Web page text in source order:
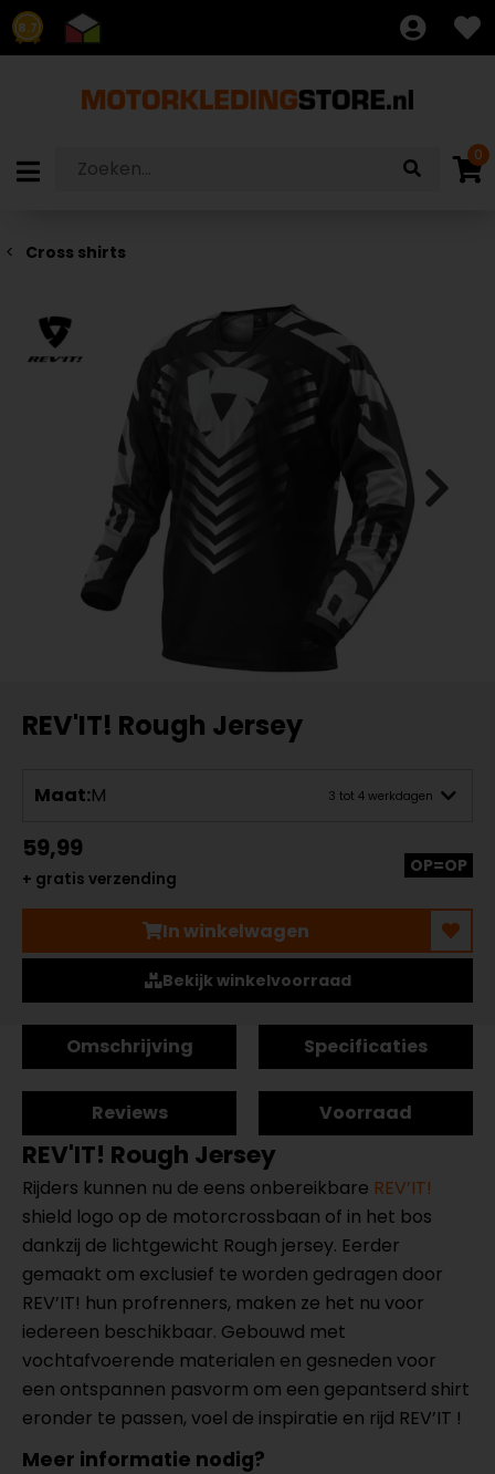
8.7
0
Cross shirts
REV'IT! Rough Jersey
Maat:M 3 tot 4 werkdagen
59,99
+ gratis verzending
OP=OP
In winkelwagen
Bekijk winkelvoorraad
Omschrijving Specificaties
Reviews Voorraad
REV'IT! Rough Jersey
Rijders kunnen nu de eens onbereikbare REV’IT!
shield logo op de motorcrossbaan of in het bos
dankzij de lichtgewicht Rough jersey. Eerder
gemaakt om exclusief te worden gedragen door
REV’IT! hun profrenners, maken ze het nu voor
iedereen beschikbaar. Gebouwd met
vochtafvoerende materialen en gesneden voor
een ontspannen pasvorm om een gepantserd shirt
eronder te passen, voel de inspiratie en rijd REV’IT !
Meer informatie nodig?